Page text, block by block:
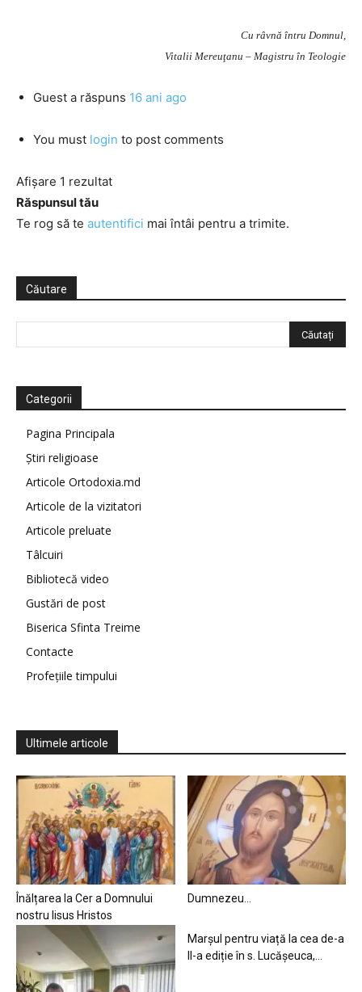
Cu râvnă întru Domnul,
Vitalii Mereuţanu – Magistru în Teologie
Guest a răspuns 16 ani ago
You must login to post comments
Afișare 1 rezultat
Răspunsul tău
Te rog să te autentifici mai întâi pentru a trimite.
Căutare
Categorii
Pagina Principala
Știri religioase
Articole Ortodoxia.md
Articole de la vizitatori
Articole preluate
Tâlcuiri
Bibliotecă video
Gustări de post
Biserica Sfinta Treime
Contacte
Profețiile timpului
Ultimele articole
Înălțarea la Cer a Domnului
nostru Iisus Hristos
Dumnezeu…
Marșul pentru viață la cea de-a
II-a ediție în s. Lucășeuca,...